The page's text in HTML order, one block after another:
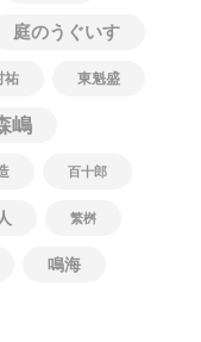
庭のうぐいす
祐 東魁盛
嶋
百十郎
繁桝
鳴海